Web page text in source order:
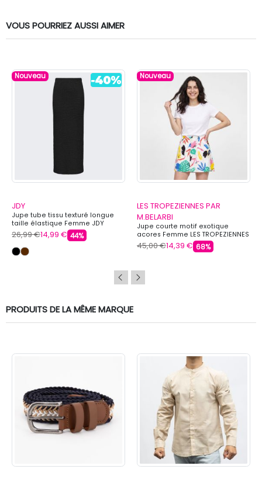
VOUS POURRIEZ AUSSI AIMER
Nouveau
JDY
Jupe tube tissu texturé longue
taille élastique Femme JDY
26,99 €14,99 € 44%
Nouveau
LES TROPEZIENNES PAR
M.BELARBI
Jupe courte motif exotique
acores Femme LES TROPEZIENNES
PAR M.BELARBI
45,00 €14,39 € 68%
PRODUITS DE LA MÊME MARQUE